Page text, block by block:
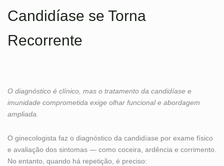
Candidíase se Torna
Recorrente
O diagnóstico é clínico, mas o tratamento da candidíase e
imunidade comprometida exige olhar funcional e abordagem
ampliada.
O ginecologista faz o diagnóstico da candidíase por exame físico
e avaliação dos sintomas — como coceira, ardência e corrimento.
No entanto, quando há repetição, é preciso: